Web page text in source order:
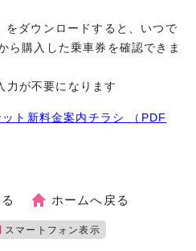
ダウンロードすると、いつで
ら購入した乗車券を確認できま
が不要になります
ト新料金案内チラシ （PDF
ホームへ戻る
スマートフォン表示